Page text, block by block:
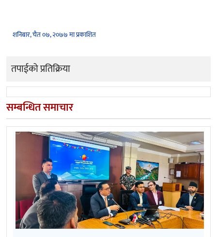
शनिबार, चैत ०७, २०७७ मा प्रकाशित
तपाईको प्रतिक्रिया
सम्बन्धित समाचार